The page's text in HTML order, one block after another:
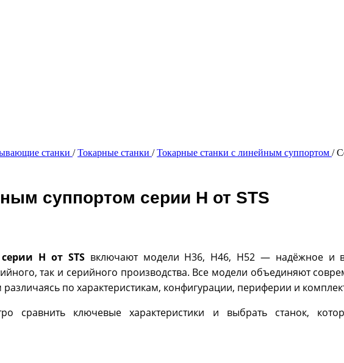
станки / Токарные станки / Токарные станки с линейным суппортом /
суппортом серии H от STS
серии H от STSвключают модели H36, H46, H52 — надёжное и
так и серийного производства. Все модели объединяют
по характеристикам, конфигурации, периферии и
сравнить ключевые характеристики и выбрать станок,